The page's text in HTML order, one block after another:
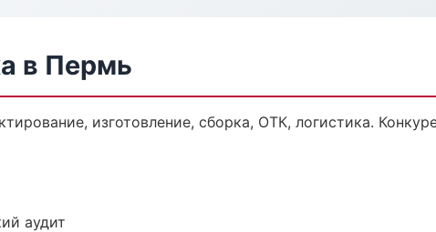
в Пермь
изготовление, сборка, ОТК, логистика.
аудит